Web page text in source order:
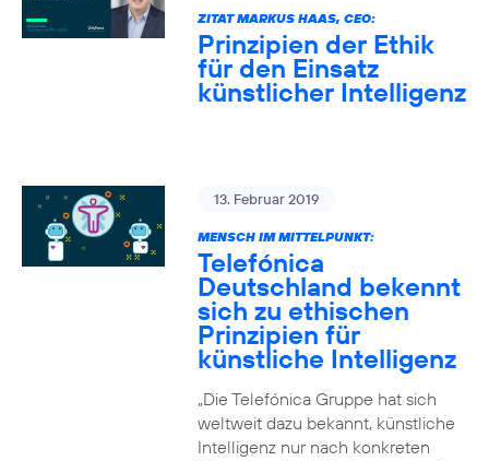
ZITAT MARKUS HAAS, CEO:
Prinzipien der Ethik
für den Einsatz
künstlicher Intelligenz
13. Februar 2019
MENSCH IM MITTELPUNKT:
Telefónica
Deutschland bekennt
sich zu ethischen
Prinzipien für
künstliche Intelligenz
„Die Telefónica Gruppe hat sich
weltweit dazu bekannt, künstliche
Intelligenz nur nach konkreten